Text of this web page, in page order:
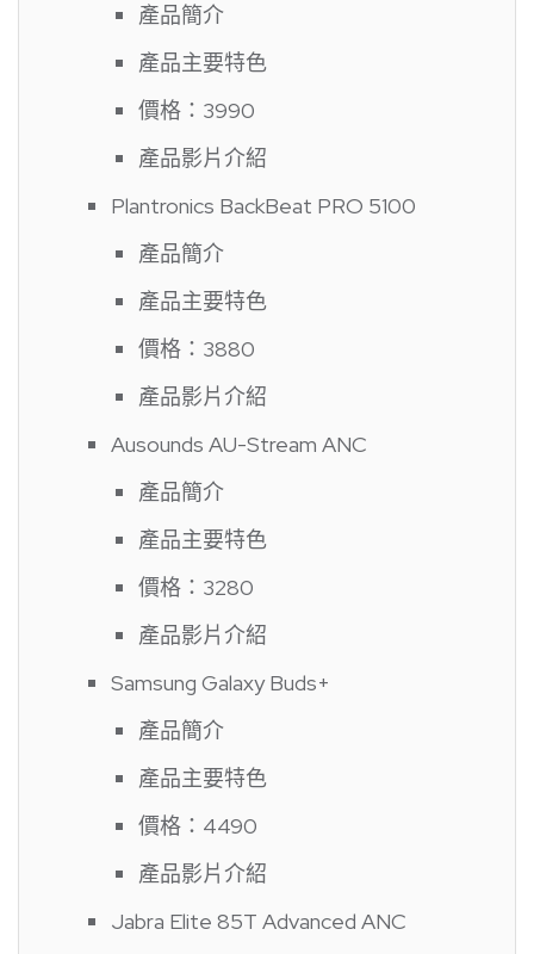
產品簡介
產品主要特色
價格：3990
產品影片介紹
Plantronics BackBeat PRO 5100
產品簡介
產品主要特色
價格：3880
產品影片介紹
Ausounds AU-Stream ANC
產品簡介
產品主要特色
價格：3280
產品影片介紹
Samsung Galaxy Buds+
產品簡介
產品主要特色
價格：4490
產品影片介紹
Jabra Elite 85T Advanced ANC